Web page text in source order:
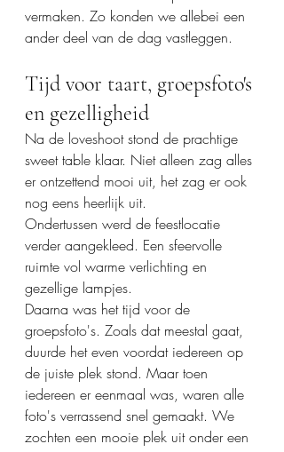
vermaken. Zo konden we allebei een
ander deel van de dag vastleggen.
Tijd voor taart, groepsfoto's
en gezelligheid
Na de loveshoot stond de prachtige
sweet table klaar. Niet alleen zag alles
er ontzettend mooi uit, het zag er ook
nog eens heerlijk uit.
Ondertussen werd de feestlocatie
verder aangekleed. Een sfeervolle
ruimte vol warme verlichting en
gezellige lampjes.
Daarna was het tijd voor de
groepsfoto's. Zoals dat meestal gaat,
duurde het even voordat iedereen op
de juiste plek stond. Maar toen
iedereen er eenmaal was, waren alle
foto's verrassend snel gemaakt. We
zochten een mooie plek uit onder een